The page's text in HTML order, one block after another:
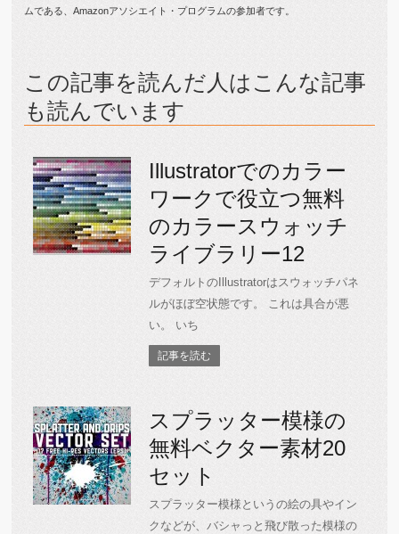
ムである、Amazonアソシエイト・プログラムの参加者です。
この記事を読んだ人はこんな記事
も読んでいます
Illustratorでのカラー
ワークで役立つ無料
のカラースウォッチ
ライブラリー12
デフォルトのIllustratorはスウォッチパネ
ルがほぼ空状態です。 これは具合が悪
い。 いち
記事を読む
スプラッター模様の
無料ベクター素材20
セット
スプラッター模様というの絵の具やイン
クなどが、バシャっと飛び散った模様の